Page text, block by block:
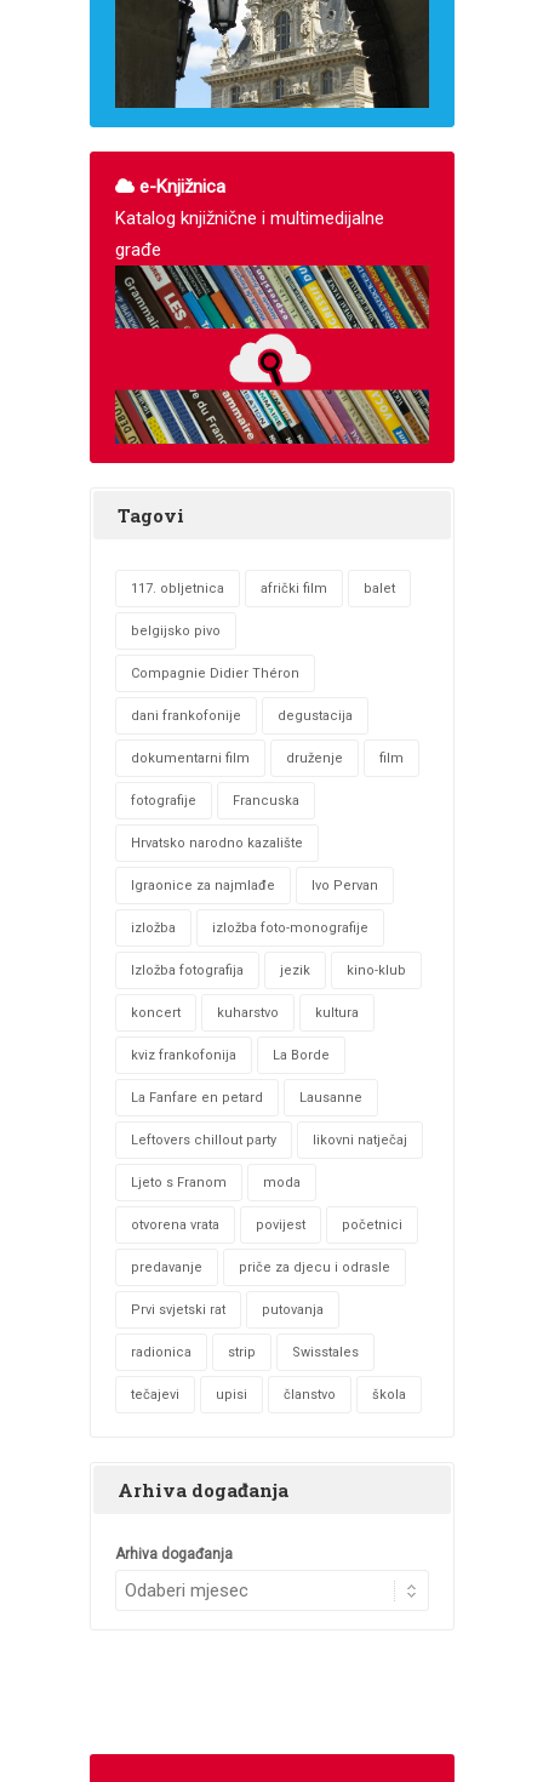
e-Knjižnica
Katalog knjižnične i multimedijalne
građe
Tagovi
117. obljetnica afrički film balet
belgijsko pivo
Compagnie Didier Théron
dani frankofonije degustacija
dokumentarni film druženje film
fotografije Francuska
Hrvatsko narodno kazalište
Igraonice za najmlađe Ivo Pervan
izložba izložba foto-monografije
Izložba fotografija jezik kino-klub
koncert kuharstvo kultura
kviz frankofonija La Borde
La Fanfare en petard Lausanne
Leftovers chillout party likovni natječaj
Ljeto s Franom moda
otvorena vrata povijest početnici
predavanje priče za djecu i odrasle
Prvi svjetski rat putovanja
radionica strip Swisstales
tečajevi upisi članstvo škola
Arhiva događanja
Arhiva događanja